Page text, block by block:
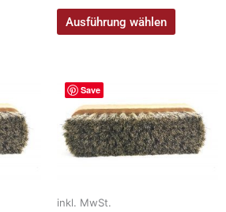
Ausführung wählen
Save
inkl. MwSt.
Dieses
Produkt
weist
mehrere
Varianten